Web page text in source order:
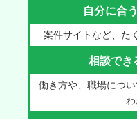
自分に合
案件サイトなど、た
相談でき
働き方や、職場につ